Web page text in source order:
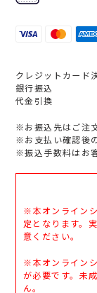
クレジットカード
銀行振込
代金引換
※お振込先はご注
※お支払い確認後
※振込手数料はお
※本オンライン
定となります。
意ください。
※本オンライン
が必要です。未
ん。